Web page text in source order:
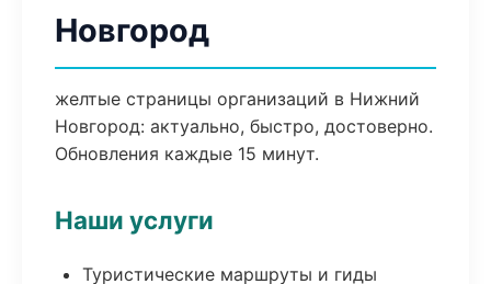
Новгород
желтые страницы организаций в Нижний
Новгород: актуально, быстро, достоверно.
Обновления каждые 15 минут.
Наши услуги
Туристические маршруты и гиды